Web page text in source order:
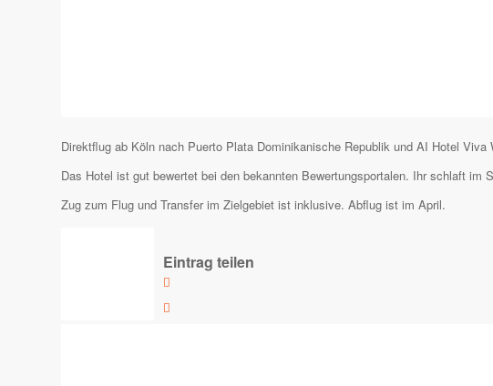
Direktflug ab Köln nach Puerto Plata Dominikanische Republik und AI Hotel Viva
Das Hotel ist gut bewertet bei den bekannten Bewertungsportalen. Ihr schlaft im
Zug zum Flug und Transfer im Zielgebiet ist inklusive. Abflug ist im April.
Eintrag teilen